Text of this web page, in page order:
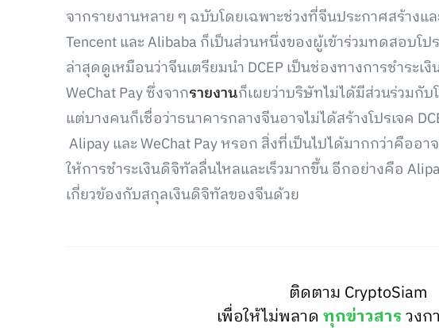
จากรายงานหลาย ๆ ฉบับโดยเฉพาะช่วงที่จีนประกาศสร้างแ
Tencent และ Alibaba ก็เป็นส่วนหนึ่งของผู้เข้าร่วมทดสอบโป
ล่าสุดดูเหมือนว่าจีนเตรียมนำ DCEP เป็นช่องทางการชำระเ
WeChat Pay ซึ่งจากรายงานก็เผยว่าบริษัทไม่ได้มีส่วนร่วมกับโ
แต่บางคนก็เชื่อว่าธนาคารกลางจีนอาจไม่ได้สร้างโปรเจค
Alipay และ WeChat Pay หรอก สิ่งที่เป็นไปได้มากกว่าคืออา
ให้การชำระเงินดิจิทัลลื่นไหลและเร็วมากขึ้น อีกอย่างคือ
เกี่ยวข้องกับสกุลเงินดิจิทัลของจีนด้วย
ติดตาม CryptoSiam
เพื่อให้ไม่พลาดทุกข่าวสารวงก